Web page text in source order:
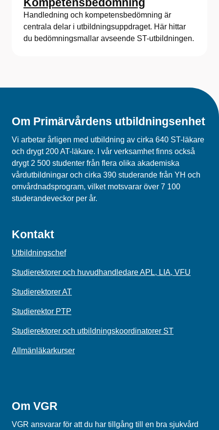
Handledning och kompetensbedömning är
centrala delar i utbildningsuppdraget. Här hittar
du bedömningsmallar avseende ST-utbildningen.
Om Primärvårdens utbildningsenhet
Vi arbetar årligen med utbildning av cirka 640 ST-läkare
och drygt 200 AT-läkare. I vår verksamhet finns också
drygt 2 500 studenter från flera olika akademiska
vårdutbildningar och cirka 390 studerande från YH och
omvårdnadsprogram, vilket motsvarar över 7 100
studerandeveckor per år.
Kontakt
Utbildningschef
Studierektorer och huvudhandledare APL, LIA, VFU
Studierektorer AT
Studierektor PTP
Studierektorer och utbildningskoordinatorer ST
Allmänläkarkurser
Om VGR
VGR ansvarar för att du har tillgång till en bra sjukvård